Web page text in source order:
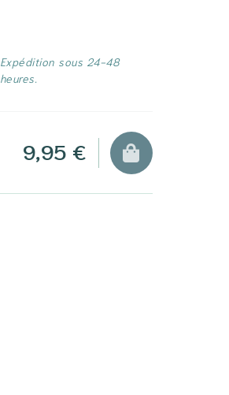
Expédition sous 24-48
heures.
9,95 €